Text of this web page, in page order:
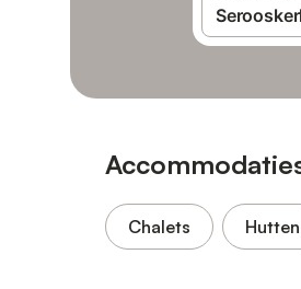
Chalets Hutten